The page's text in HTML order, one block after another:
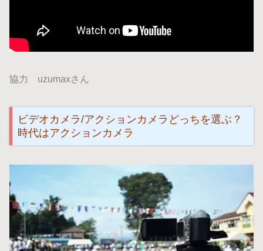
協力 uzumaxさん
ビデオカメラ/アクションカメラどっちを選ぶ？
時代はアクションカメラ